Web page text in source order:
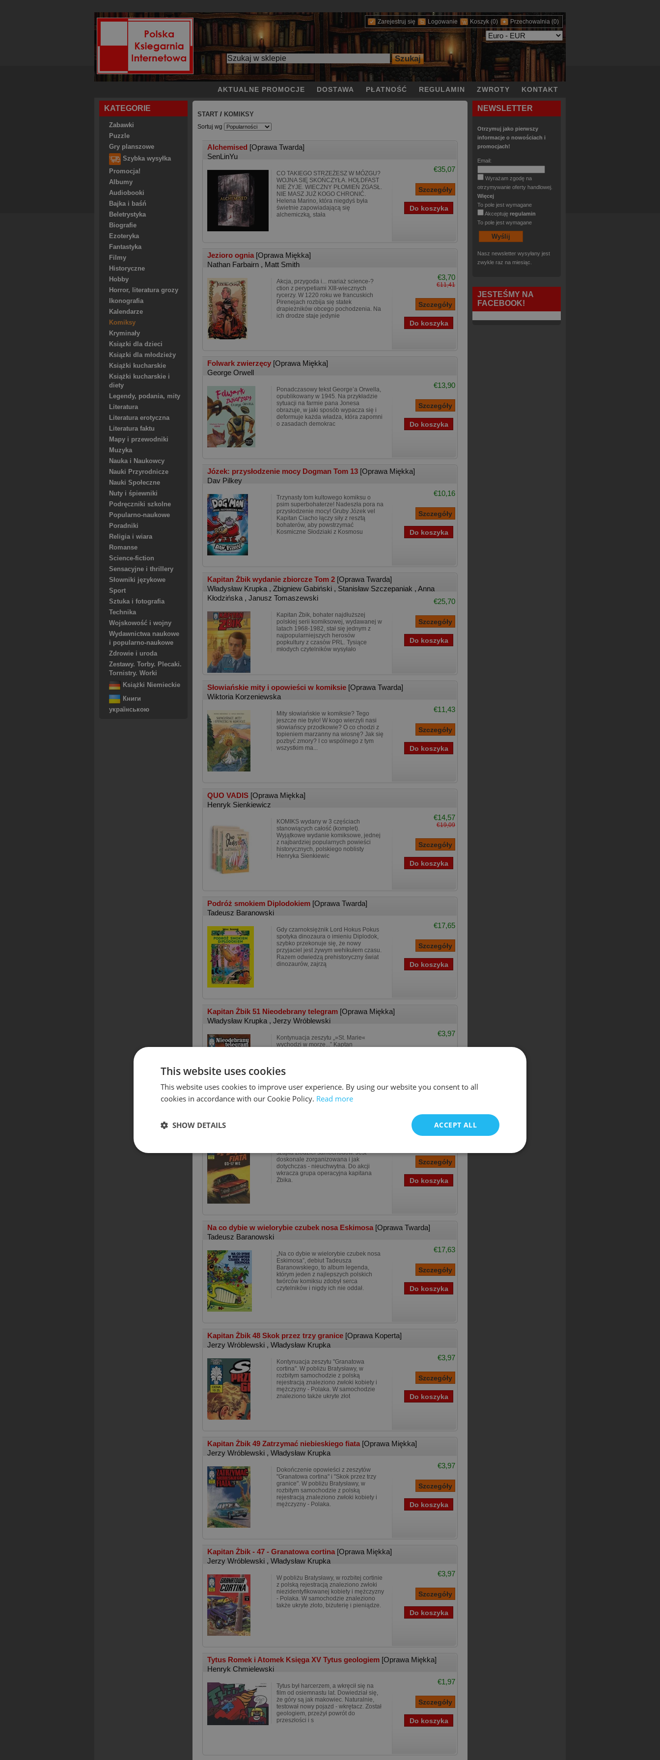
Zarejestruj się Logowanie Koszyk (0) Przechowalnia (0)
AKTUALNE PROMOCJE DOSTAWA PŁATNOŚĆ REGULAMIN ZWROTY KONTAKT
KATEGORIE
Zabawki
Puzzle
Gry planszowe
Szybka wysyłka
Promocja!
Albumy
Audiobooki
Bajka i baśń
Beletrystyka
Biografie
Ezoteryka
Fantastyka
Filmy
Historyczne
Hobby
Horror, literatura grozy
Ikonografia
Kalendarze
Komiksy
Kryminały
Ksiązki dla dzieci
Ksiązki dla młodzieży
Książki kucharskie
Książki kucharskie i
diety
Legendy, podania, mity
Literatura
Literatura erotyczna
Literatura faktu
Mapy i przewodniki
Muzyka
Nauka i Naukowcy
Nauki Przyrodnicze
Nauki Społeczne
Nuty i śpiewniki
Podręczniki szkolne
Popularno-naukowe
Poradniki
Religia i wiara
Romanse
Science-fiction
Sensacyjne i thrillery
Słowniki językowe
Sport
Sztuka i fotografia
Technika
Wojskowość i wojny
Wydawnictwa naukowe
i popularno-naukowe
Zdrowie i uroda
Zestawy. Torby. Plecaki.
Tornistry. Worki
Książki Niemieckie
Книги
українською
START / KOMIKSY
Sortuj wg
Alchemised [Oprawa Twarda]
SenLinYu
CO TAKIEGO STRZEŻESZ W MÓZGU?
WOJNA SIĘ SKOŃCZYŁA. HOLDFAST
NIE ŻYJE. WIECZNY PŁOMIEŃ ZGASŁ.
NIE MASZ JUŻ KOGO CHRONIĆ.
Helena Marino, która niegdyś była
świetnie zapowiadającą się
alchemiczką, stała
€35,07
Jezioro ognia [Oprawa Miękka]
Nathan Farbairn , Matt Smith
Akcja, przygoda i... mariaż science-?
ction z perypetiami XIII-wiecznych
rycerzy. W 1220 roku we francuskich
Pirenejach rozbija się statek
drapieżników obcego pochodzenia. Na
ich drodze staje jedynie
€3,70
€11,41
Folwark zwierzęcy [Oprawa Miękka]
George Orwell
Ponadczasowy tekst George’a Orwella,
opublikowany w 1945. Na przykładzie
sytuacji na farmie pana Jonesa
obrazuje, w jaki sposób wypacza się i
deformuje każda władza, która zapomni
o zasadach demokrac
€13,90
Józek: przysłodzenie mocy Dogman Tom 13 [Oprawa Miękka]
Dav Pilkey
Trzynasty tom kultowego komiksu o
psim superbohaterze! Nadeszła pora na
przysłodzenie mocy! Gruby Józek vel
Kapitan Ciacho łączy siły z resztą
bohaterów, aby powstrzymać
Kosmiczne Słodziaki z Kosmosu
€10,16
Kapitan Żbik wydanie zbiorcze Tom 2 [Oprawa Twarda]
Władysław Krupka , Zbigniew Gabiński , Stanisław Szczepaniak , Anna
Kłodzińska , Janusz Tomaszewski
Kapitan Żbik, bohater najdłuższej
polskiej serii komiksowej, wydawanej w
latach 1968-1982, stał się jednym z
najpopularniejszych herosów
popkultury z czasów PRL. Tysiące
młodych czytelników wysyłało
€25,70
Słowiańskie mity i opowieści w komiksie [Oprawa Twarda]
Wiktoria Korzeniewska
Mity słowiańskie w komiksie? Tego
jeszcze nie było! W kogo wierzyli nasi
słowiańscy przodkowie? O co chodzi z
topieniem marzanny na wiosnę? Jak się
pozbyć zmory? I co wspólnego z tym
wszystkim ma...
€11,43
QUO VADIS [Oprawa Miękka]
Henryk Sienkiewicz
KOMIKS wydany w 3 częściach
stanowiących całość (komplet).
Wyjątkowe wydanie komiksowe, jednej
z najbardziej popularnych powieści
historycznych, polskiego noblisty
Henryka Sienkiewic
€14,57
€19,09
Podróż smokiem Diplodokiem [Oprawa Twarda]
Tadeusz Baranowski
Gdy czarnoksiężnik Lord Hokus Pokus
spotyka dinozaura o imieniu Diplodok,
szybko przekonuje się, że nowy
przyjaciel jest żywym wehikułem czasu.
Razem odwiedzą prehistoryczny świat
dinozaurów, zajrzą
€17,65
Kapitan Żbik 51 Nieodebrany telegram [Oprawa Miękka]
Władysław Krupka , Jerzy Wróblewski
Kontynuacja zeszytu „»St. Marie«
wychodzi w morze...” Kaptan
nie powrócił na sta
€3,97
Małgorzata Dońska-Olszko
szajka złodziei samochodów. Jest
doskonale zorganizowana i jak
dotychczas - nieuchwytna. Do akcji
wkracza grupa operacyjna kapitana
Żbika.
Na co dybie w wielorybie czubek nosa Eskimosa [Oprawa Twarda]
Tadeusz Baranowski
„Na co dybie w wielorybie czubek nosa
Eskimosa”, debiut Tadeusza
Baranowskiego, to album legenda,
którym jeden z najlepszych polskich
twórców komiksu zdobył serca
czytelników i nigdy ich nie oddał.
€17,63
Kapitan Żbik 48 Skok przez trzy granice [Oprawa Koperta]
Jerzy Wróblewski , Władysław Krupka
Kontynuacja zeszytu "Granatowa
cortina". W pobliżu Bratysławy, w
rozbitym samochodzie z polską
rejestracją znaleziono zwłoki kobiety i
mężczyzny - Polaka. W samochodzie
znaleziono także ukryte złot
€3,97
Kapitan Żbik 49 Zatrzymać niebieskiego fiata [Oprawa Miękka]
Jerzy Wróblewski , Władysław Krupka
Dokończenie opowieści z zeszytów
"Granatowa cortina" i "Skok przez trzy
granice". W pobliżu Bratysławy, w
rozbitym samochodzie z polską
rejestracją znaleziono zwłoki kobiety i
mężczyzny - Polaka.
€3,97
Kapitan Żbik - 47 - Granatowa cortina [Oprawa Miękka]
Jerzy Wróblewski , Władysław Krupka
W pobliżu Bratysławy, w rozbitej cortinie
z polską rejestracją znaleziono zwłoki
niezidentyfikowanej kobiety i mężczyzny
- Polaka. W samochodzie znaleziono
także ukryte złoto, biżuterię i pieniądze.
€3,97
Tytus Romek i Atomek Księga XV Tytus geologiem [Oprawa Miękka]
Henryk Chmielewski
Tytus był harcerzem, a wkręcił się na
film od osiemnastu lat. Dowiedział się,
że góry są jak makowiec. Naturalnie,
testował nowy pojazd - wkrętacz. Został
geologiem, przeżył powrót do
przeszłości i s
€1,97
NEWSLETTER
Otrzymuj jako pierwszy
informacje o nowościach i
promocjach!
Email:
Wyrażam zgodę na
otrzymywanie oferty handlowej.
Więcej
To pole jest wymagane
Akceptuję regulamin
To pole jest wymagane
Nasz newsletter wysyłany jest
zwykle raz na miesiąc.
JESTEŚMY NA
FACEBOOK!
This website uses cookies
This website uses cookies to improve user experience. By using our website you consent to all
cookies in accordance with our Cookie Policy. Read more
ACCEPT ALL
SHOW DETAILS